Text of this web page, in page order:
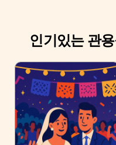
인기있는 관